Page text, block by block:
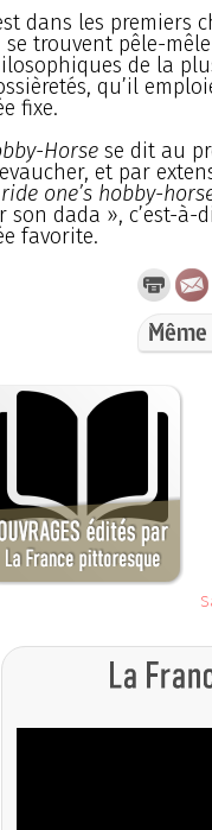
dans les premiers
se trouvent pêle-
de la
qu’il
fixe.
Horsese dit au
et par
one’s hobby-
son dada », c’est-à-
favorite.